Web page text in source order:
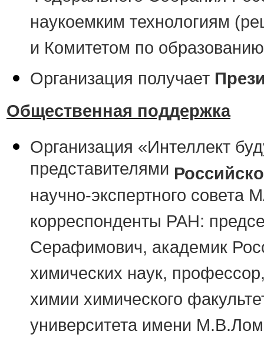
наукоемким технологиям
и Комитетом по
Организация получает
Общественная поддержка
Организация «Интеллект
представителями
научно-экспертного
корреспонденты РАН:
Серафимович, академик
химических наук,
химии химического
университета имени